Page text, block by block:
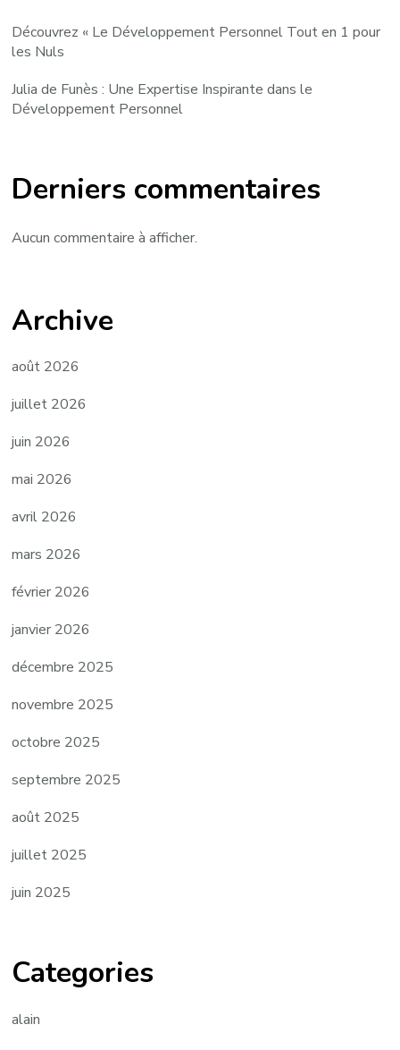
Découvrez « Le Développement Personnel Tout en 1 pour
les Nuls
Julia de Funès : Une Expertise Inspirante dans le
Développement Personnel
Derniers commentaires
Aucun commentaire à afficher.
Archive
août 2026
juillet 2026
juin 2026
mai 2026
avril 2026
mars 2026
février 2026
janvier 2026
décembre 2025
novembre 2025
octobre 2025
septembre 2025
août 2025
juillet 2025
juin 2025
Categories
alain